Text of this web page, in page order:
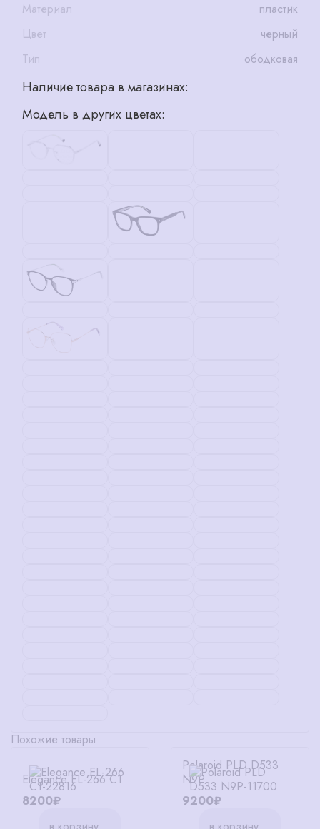
Материал
пластик
Цвет
черный
Тип
ободковая
Наличие товара в магазинах:
Модель в других цветах:
Похожие товары
Elegance EL-266 C1
8200₽
Polaroid PLD D533
N9P
9200₽